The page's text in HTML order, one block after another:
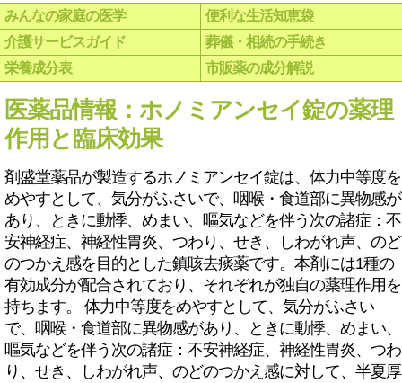
みんなの家庭の医学
便利な生活知恵袋
介護サービスガイド
葬儀・相続の手続き
栄養成分表
市販薬の成分解説
医薬品情報：ホノミアンセイ錠の薬理
作用と臨床効果
剤盛堂薬品が製造するホノミアンセイ錠は、体力中等度を
めやすとして、気分がふさいで、咽喉・食道部に異物感が
あり、ときに動悸、めまい、嘔気などを伴う次の諸症：不
安神経症、神経性胃炎、つわり、せき、しわがれ声、のど
のつかえ感を目的とした鎮咳去痰薬です。本剤には1種の
有効成分が配合されており、それぞれが独自の薬理作用を
持ちます。 体力中等度をめやすとして、気分がふさい
で、咽喉・食道部に異物感があり、ときに動悸、めまい、
嘔気などを伴う次の諸症：不安神経症、神経性胃炎、つわ
り、せき、しわがれ声、のどのつかえ感に対して、半夏厚